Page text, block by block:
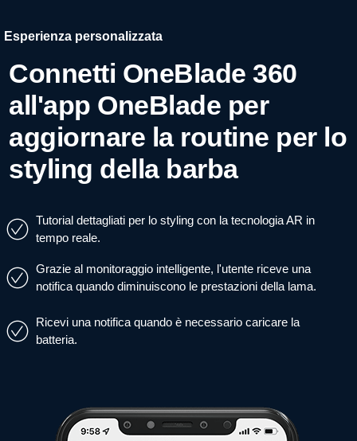
Esperienza personalizzata
Connetti OneBlade 360
all'app OneBlade per
aggiornare la routine per lo
styling della barba
Tutorial dettagliati per lo styling con la tecnologia AR in
tempo reale.
Grazie al monitoraggio intelligente, l'utente riceve una
notifica quando diminuiscono le prestazioni della lama.
Ricevi una notifica quando è necessario caricare la
batteria.